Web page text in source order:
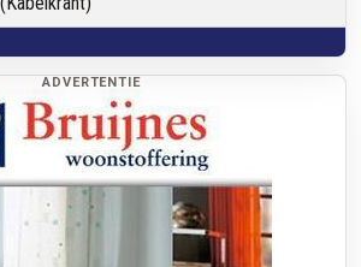
via 06-13340098.
ADVERTENTIE